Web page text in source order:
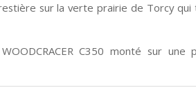
sur la verte prairie de Torcy qui
C350 monté sur une